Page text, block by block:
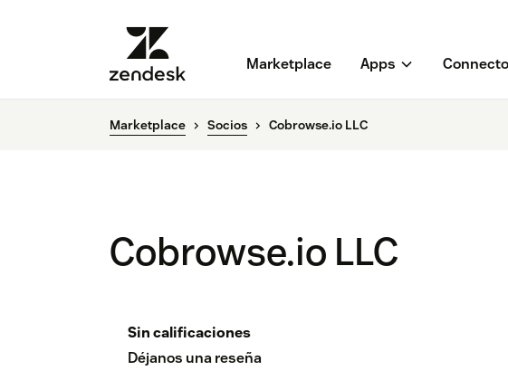
Marketplace Apps
Marketplace Socios Cobrowse.io LLC
Cobrowse.io LLC
Sin calificaciones
Déjanos una reseña